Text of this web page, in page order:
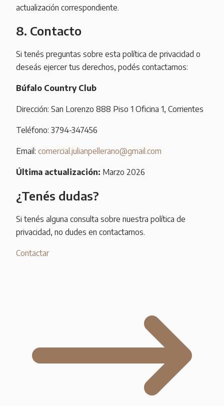
actualización correspondiente.
8. Contacto
Si tenés preguntas sobre esta política de privacidad o
deseás ejercer tus derechos, podés contactarnos:
Búfalo Country Club
Dirección: San Lorenzo 888 Piso 1 Oficina 1, Corrientes
Teléfono: 3794-347456
Email: comercial.julianpellerano@gmail.com
Última actualización: Marzo 2026
¿Tenés dudas?
Si tenés alguna consulta sobre nuestra política de
privacidad, no dudes en contactarnos.
Contactar